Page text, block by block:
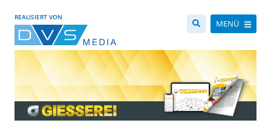
REALISIERT VON
MENÜ